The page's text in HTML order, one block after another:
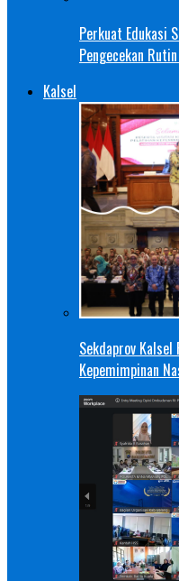
Perkuat Edukasi
Pengecekan
Kalsel
Sekdaprov
Kepemimpinan